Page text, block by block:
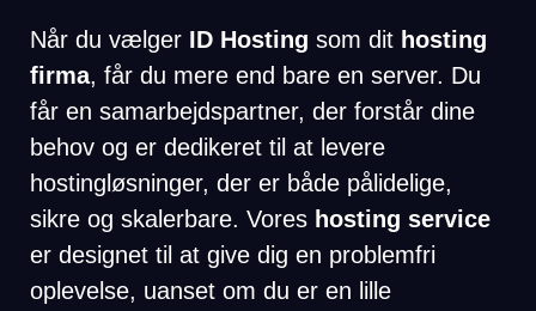
Når du vælger ID Hosting som dit hosting
firma, får du mere end bare en server. Du
får en samarbejdspartner, der forstår dine
behov og er dedikeret til at levere
hostingløsninger, der er både pålidelige,
sikre og skalerbare. Vores hosting service
er designet til at give dig en problemfri
oplevelse, uanset om du er en lille